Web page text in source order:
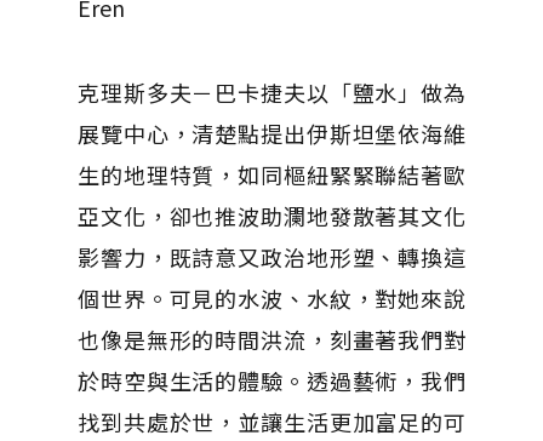
Eren
克理斯多夫－巴卡捷夫以「鹽水」做為
展覽中心，清楚點提出伊斯坦堡依海維
生的地理特質，如同樞紐緊緊聯結著歐
亞文化，卻也推波助瀾地發散著其文化
影響力，既詩意又政治地形塑、轉換這
個世界。可見的水波、水紋，對她來說
也像是無形的時間洪流，刻畫著我們對
於時空與生活的體驗。透過藝術，我們
找到共處於世，並讓生活更加富足的可